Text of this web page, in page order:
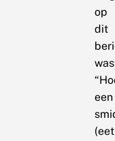
op
dit
een